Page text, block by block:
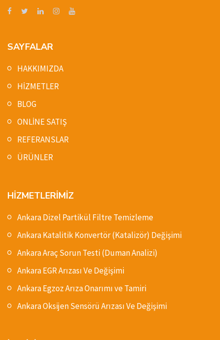
SAYFALAR
HAKKIMIZDA
HİZMETLER
BLOG
ONLİNE SATIŞ
REFERANSLAR
ÜRÜNLER
HİZMETLERİMİZ
Ankara Dizel Partikül Filtre Temizleme
Ankara Katalitik Konvertör (Katalizör) Değişimi
Ankara Araç Sorun Testi (Duman Analizi)
Ankara EGR Arızası Ve Değişimi
Ankara Egzoz Arıza Onarımı ve Tamiri
Ankara Oksijen Sensörü Arızası Ve Değişimi